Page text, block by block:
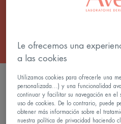
FILTRAR LOS
1 resultado "Sprays
Le ofrecemos una
a las cookies
Utilizamos cookies para ofrecerle una
personalizada...) y una funcionalidad
continuar y facilitar su navegación en el
uso de cookies. De lo contrario, puede
obtener más información sobre el
nuestra política de privacidad haciendo